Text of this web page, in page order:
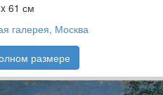
61 см
галерея, Москва
размере